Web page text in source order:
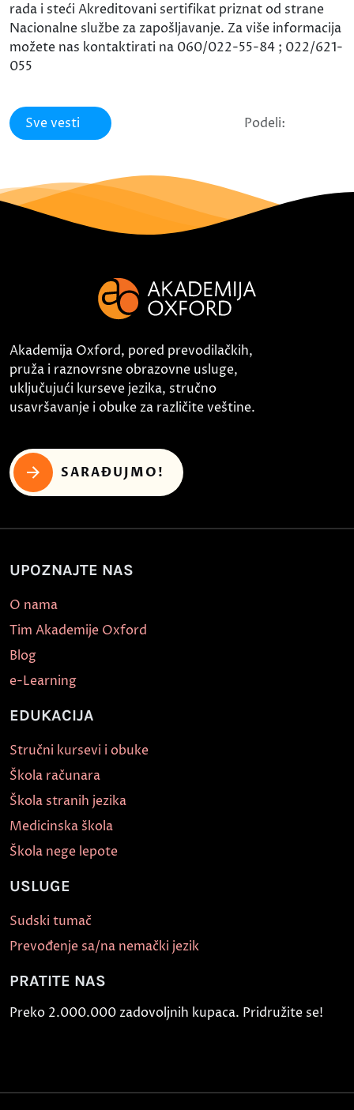
rada i steći Akreditovani sertifikat priznat od strane
Nacionalne službe za zapošljavanje. Za više informacija
možete nas kontaktirati na 060/022-55-84 ; 022/621-
055
Sve vesti Podeli:
Akademija Oxford, pored prevodilačkih,
pruža i raznovrsne obrazovne usluge,
uključujući kurseve jezika, stručno
usavršavanje i obuke za različite veštine.
SARAĐUJMO!
UPOZNAJTE NAS
O nama
Tim Akademije Oxford
Blog
e-Learning
EDUKACIJA
Stručni kursevi i obuke
Škola računara
Škola stranih jezika
Medicinska škola
Škola nege lepote
USLUGE
Sudski tumač
Prevođenje sa/na nemački jezik
PRATITE NAS
Preko 2.000.000 zadovoljnih kupaca. Pridružite se!